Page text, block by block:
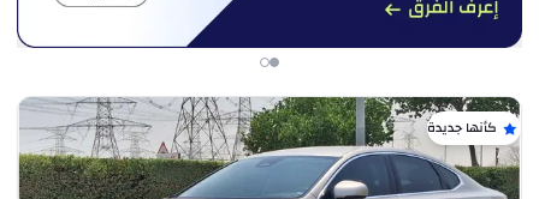
كأنها جديدة